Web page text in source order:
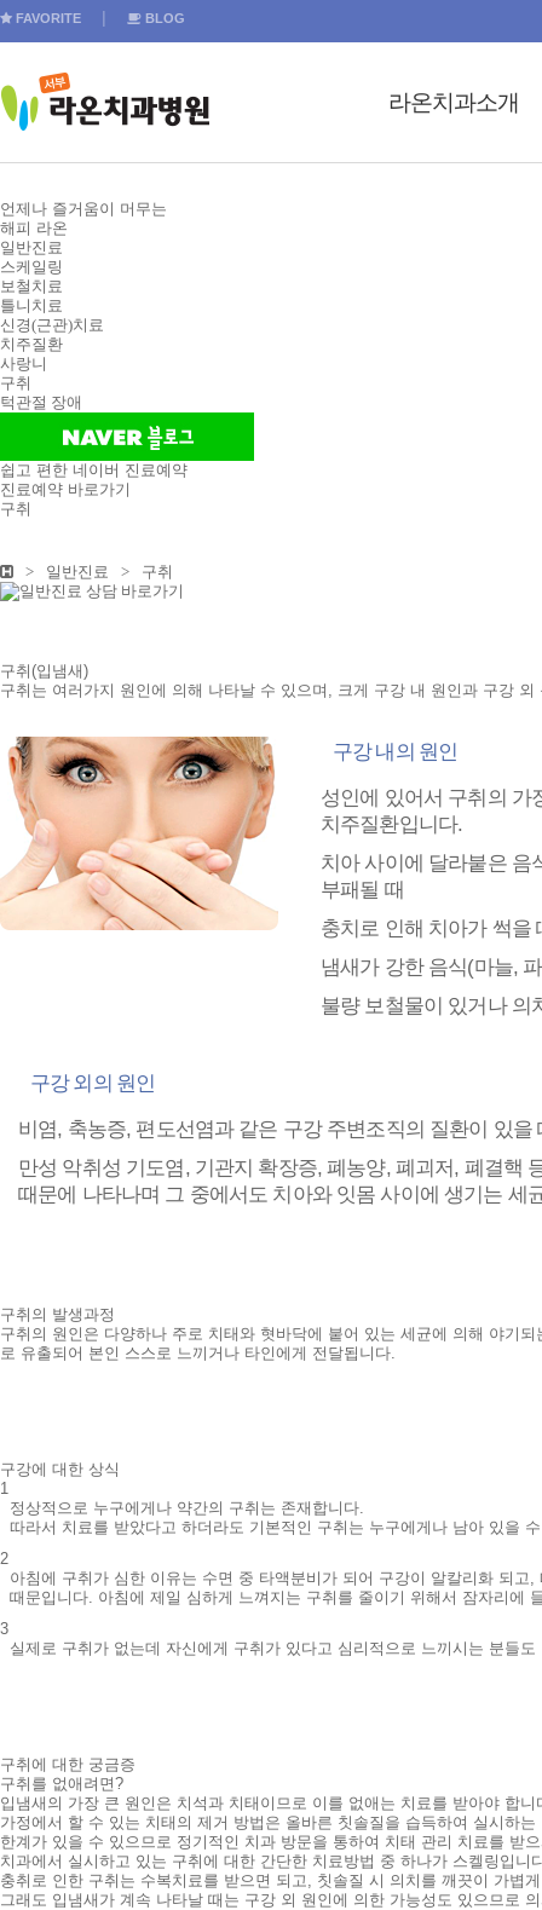
FAVORITE BLOG
라온치과소개
언제나 즐거움이 머무는
해피 라온
일반진료
스케일링
보철치료
틀니치료
신경(근관)치료
치주질환
사랑니
구취
턱관절 장애
쉽고 편한 네이버 진료예약
진료예약 바로가기
구취
> 일반진료 > 구취
구취(입냄새)
구취는 여러가지 원인에 의해 나타날 수 있으며, 크게 구강 내 원인과 구강 외
구강 내의 원인
성인에 있어서 구취의 가
치주질환입니다.
치아 사이에 달라붙은 음
부패될 때
충치로 인해 치아가 썩을
냄새가 강한 음식(마늘,
불량 보철물이 있거나 의
구강 외의 원인
비염, 축농증, 편도선염과 같은 구강 주변조직의 질환이 있을
만성 악취성 기도염, 기관지 확장증, 폐농양, 폐괴저, 폐결핵
때문에 나타나며 그 중에서도 치아와 잇몸 사이에 생기는 세
구취의 발생과정
구취의 원인은 다양하나 주로 치태와 혓바닥에 붙어 있는 세균에 의해 야기
로 유출되어 본인 스스로 느끼거나 타인에게 전달됩니다.
구강에 대한 상식
1
정상적으로 누구에게나 약간의 구취는 존재합니다.
따라서 치료를 받았다고 하더라도 기본적인 구취는 누구에게나 남아 있을
2
아침에 구취가 심한 이유는 수면 중 타액분비가 되어 구강이 알칼리화 되고
때문입니다. 아침에 제일 심하게 느껴지는 구취를 줄이기 위해서 잠자리에
3
실제로 구취가 없는데 자신에게 구취가 있다고 심리적으로 느끼시는 분들도
구취에 대한 궁금증
구취를 없애려면?
입냄새의 가장 큰 원인은 치석과 치태이므로 이를 없애는 치료를 받아야 합니
가정에서 할 수 있는 치태의 제거 방법은 올바른 칫솔질을 습득하여 실시하
한계가 있을 수 있으므로 정기적인 치과 방문을 통하여 치태 관리 치료를 받
치과에서 실시하고 있는 구취에 대한 간단한 치료방법 중 하나가 스켈링입니
충취로 인한 구취는 수복치료를 받으면 되고, 칫솔질 시 의치를 깨끗이 가볍
그래도 입냄새가 계속 나타날 때는 구강 외 원인에 의한 가능성도 있으므로